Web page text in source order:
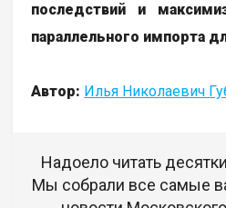
последствий и
параллельного импорта
Автор: Илья Николаевич
Надоело читать
Мы собрали все самые